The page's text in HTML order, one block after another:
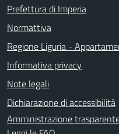
Prefettura di Imperia
Normattiva
Regione Liguria -
Informativa privacy
Note legali
Dichiarazione di accessibilità
Amministrazione